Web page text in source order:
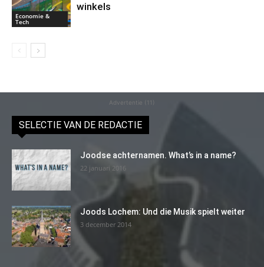
Economie &
Tech
winkels
Advertentie (11)
SELECTIE VAN DE REDACTIE
Joodse achternamen. What’s in a name?
22 januari 2016
Joods Lochem: Und die Musik spielt weiter
3 december 2014